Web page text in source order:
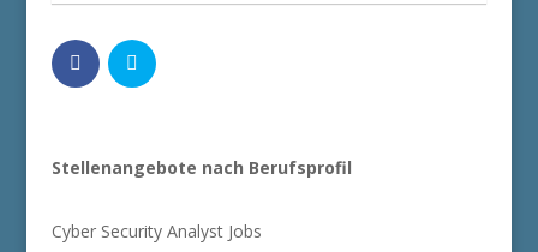
Stellenangebote nach Berufsprofil
Cyber Security Analyst Jobs